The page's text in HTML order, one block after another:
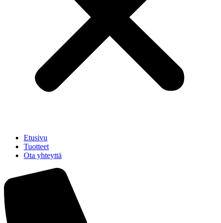
Etusivu
Tuotteet
Ota yhteyttä